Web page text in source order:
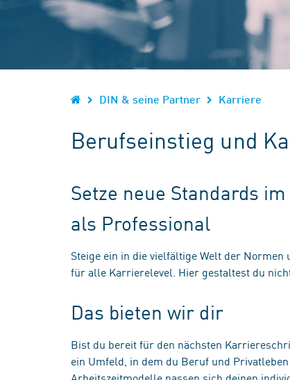
DIN & seine Partner Karriere
Berufseinstieg und
Setze neue Standards
als Professional
Steige ein in die vielfältige Welt der
für alle Karrierelevel. Hier gestaltest du
Das bieten wir dir
Bist du bereit für den nächsten
ein Umfeld, in dem du Beruf und